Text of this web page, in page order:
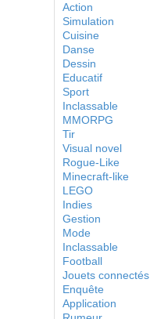
Action
Simulation
Cuisine
Danse
Dessin
Educatif
Sport
Inclassable
MMORPG
Tir
Visual novel
Rogue-Like
Minecraft-like
LEGO
Indies
Gestion
Mode
Inclassable
Football
Jouets connectés
Enquête
Application